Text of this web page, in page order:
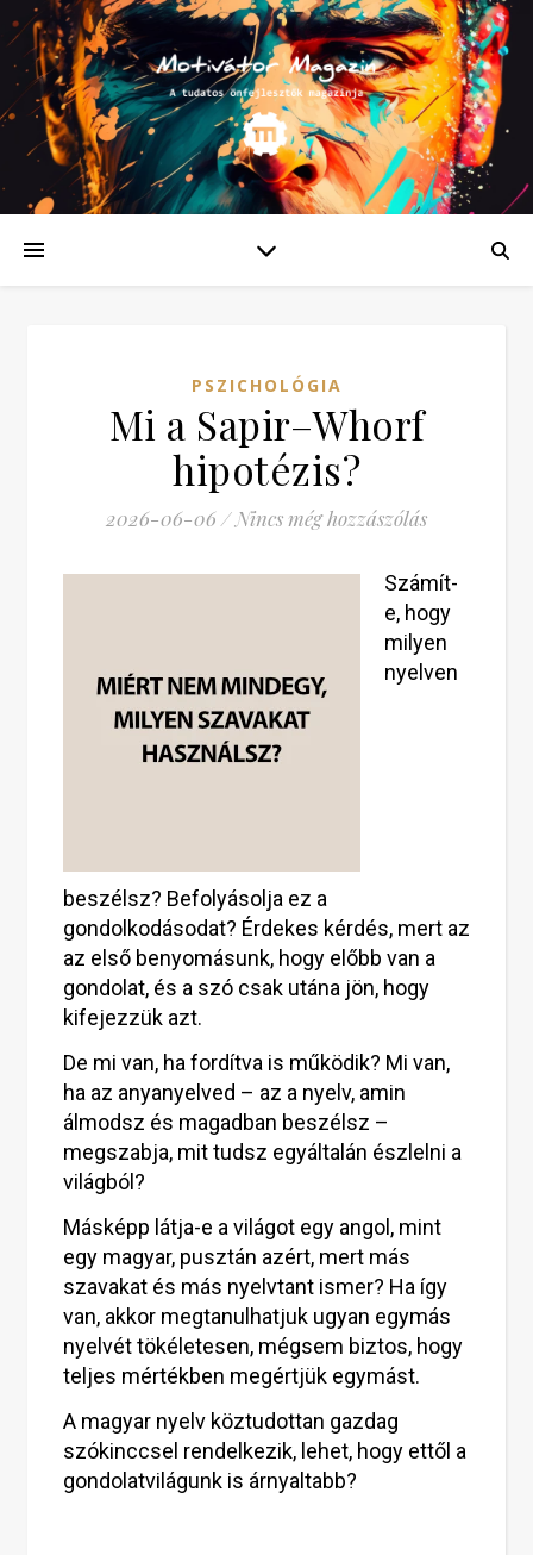
PSZICHOLÓGIA
Mi a Sapir–Whorf
hipotézis?
2026-06-06/ Nincs még hozzászólás
Számít-
e, hogy
milyen
nyelven
beszélsz? Befolyásolja ez a
gondolkodásodat? Érdekes kérdés, mert az
az első benyomásunk, hogy előbb van a
gondolat, és a szó csak utána jön, hogy
kifejezzük azt.
De mi van, ha fordítva is működik? Mi van,
ha az anyanyelved – az a nyelv, amin
álmodsz és magadban beszélsz –
megszabja, mit tudsz egyáltalán észlelni a
világból?
Másképp látja-e a világot egy angol, mint
egy magyar, pusztán azért, mert más
szavakat és más nyelvtant ismer? Ha így
van, akkor megtanulhatjuk ugyan egymás
nyelvét tökéletesen, mégsem biztos, hogy
teljes mértékben megértjük egymást.
A magyar nyelv köztudottan gazdag
szókinccsel rendelkezik, lehet, hogy ettől a
gondolatvilágunk is árnyaltabb?